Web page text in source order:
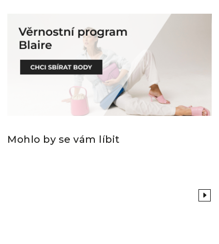
Mohlo by se vám líbit
Previous
Next